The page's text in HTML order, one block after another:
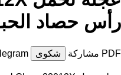
رأس حصاد
PDF مشاركة شكوى